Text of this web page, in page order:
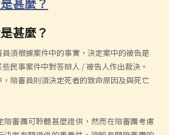
甚麼？
須根據案件中的事實，決定案中的被告是
民事案件中對答辯人 / 被告人作出裁決。
陪審員則須決定死者的致命原因及與死亡
陪審團可聆聽甚麼證供，然而在陪審團考慮